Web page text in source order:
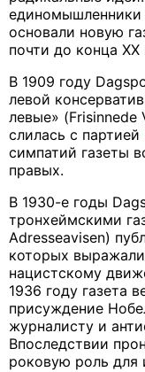
единомышленники
основали новую
почти до конца ХХ
В 1909 году
левой
левые» (Frisinnede
слилась с партией
симпатий газеты
правых.
В 1930-е годы
тронхеймскими
Adresseavisen)
которых
нацистскому
1936 году газета
присуждение
журналисту и
Впоследствии
роковую роль для